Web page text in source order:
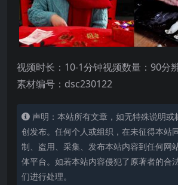
视频时长：10-1分钟视频数量：90分
素材编号：dsc230122
声明：本站所有文章，如无特殊说明或
创发布。任何个人或组织，在未征得本站
制、盗用、采集、发布本站内容到任何网
体平台。如若本站内容侵犯了原著者的合
们进行处理。